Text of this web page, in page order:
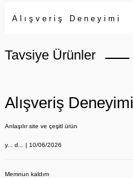
Alışveriş Deneyimi
Tavsiye Ürünler
Alışveriş Deneyimi
Anlaşılır site ve çeşitl ürün
y... d... | 10/06/2026
Memnun kaldım